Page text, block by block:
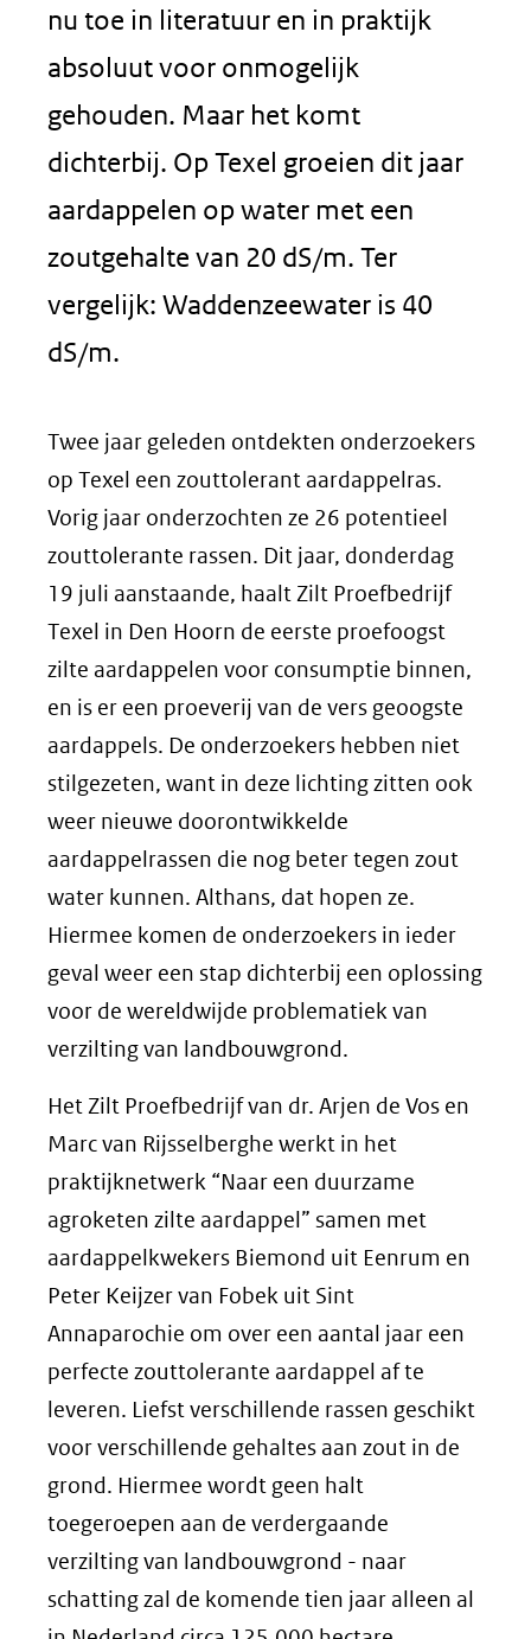
nu toe in literatuur en in praktijk
absoluut voor onmogelijk
gehouden. Maar het komt
dichterbij. Op Texel groeien dit jaar
aardappelen op water met een
zoutgehalte van 20 dS/m. Ter
vergelijk: Waddenzeewater is 40
dS/m.
Twee jaar geleden ontdekten onderzoekers
op Texel een zouttolerant aardappelras.
Vorig jaar onderzochten ze 26 potentieel
zouttolerante rassen. Dit jaar, donderdag
19 juli aanstaande, haalt Zilt Proefbedrijf
Texel in Den Hoorn de eerste proefoogst
zilte aardappelen voor consumptie binnen,
en is er een proeverij van de vers geoogste
aardappels. De onderzoekers hebben niet
stilgezeten, want in deze lichting zitten ook
weer nieuwe doorontwikkelde
aardappelrassen die nog beter tegen zout
water kunnen. Althans, dat hopen ze.
Hiermee komen de onderzoekers in ieder
geval weer een stap dichterbij een oplossing
voor de wereldwijde problematiek van
verzilting van landbouwgrond.
Het Zilt Proefbedrijf van dr. Arjen de Vos en
Marc van Rijsselberghe werkt in het
praktijknetwerk “Naar een duurzame
agroketen zilte aardappel” samen met
aardappelkwekers Biemond uit Eenrum en
Peter Keijzer van Fobek uit Sint
Annaparochie om over een aantal jaar een
perfecte zouttolerante aardappel af te
leveren. Liefst verschillende rassen geschikt
voor verschillende gehaltes aan zout in de
grond. Hiermee wordt geen halt
toegeroepen aan de verdergaande
verzilting van landbouwgrond - naar
schatting zal de komende tien jaar alleen al